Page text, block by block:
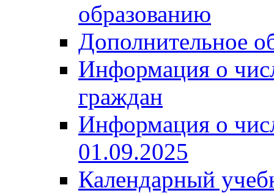
образованию
Дополнительное
Информация о
граждан
Информация о
01.09.2025
Календарный